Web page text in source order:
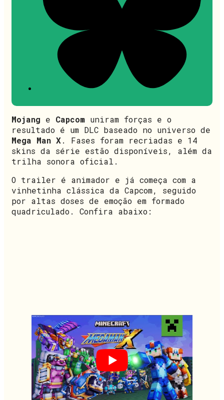
Mojang e Capcom uniram forças e o
resultado é um DLC baseado no universo de
Mega Man X. Fases foram recriadas e 14
skins da série estão disponíveis, além da
trilha sonora oficial.
O trailer é animador e já começa com a
vinhetinha clássica da Capcom, seguido
por altas doses de emoção em formado
quadriculado. Confira abaixo: